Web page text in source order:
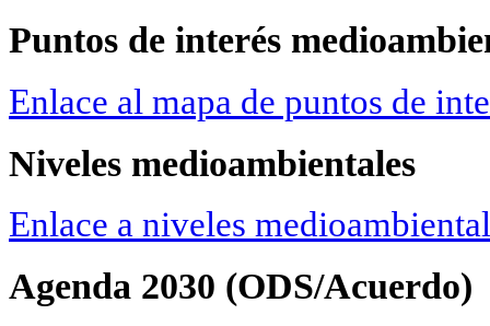
Puntos de interés
Enlace al mapa de puntos de
Niveles medioambientales
Enlace a niveles
Agenda 2030 (ODS/Acuerdo)